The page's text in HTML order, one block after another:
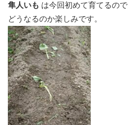
隼人いも は今回初めて育てるので
どうなるのか楽しみです。